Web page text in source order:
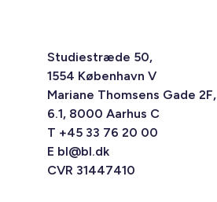
Studiestræde 50,
1554 København V
Mariane Thomsens Gade 2F,
6.1, 8000 Aarhus C
T +45 33 76 20 00
E bl@bl.dk
CVR 31447410